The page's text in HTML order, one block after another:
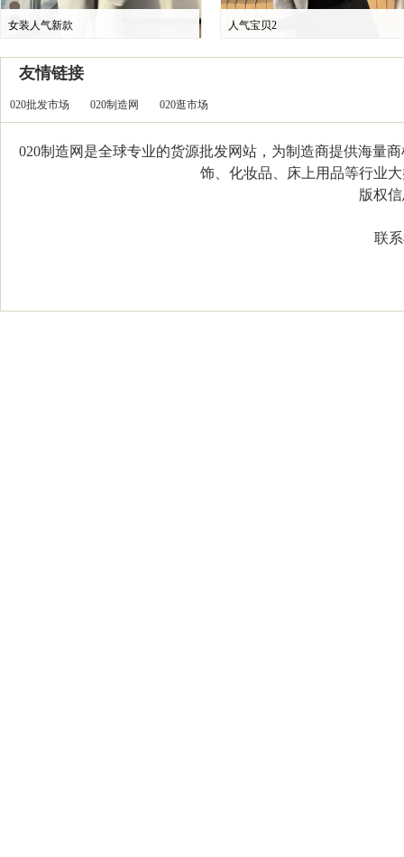
女装人气新款 人气宝贝2
友情链接
020批发市场 020制造网 020逛市场
020制造网是全球专业的货源批发网站，为制造商提供海量
饰、化妆品、床上用品等行业
版权信
联